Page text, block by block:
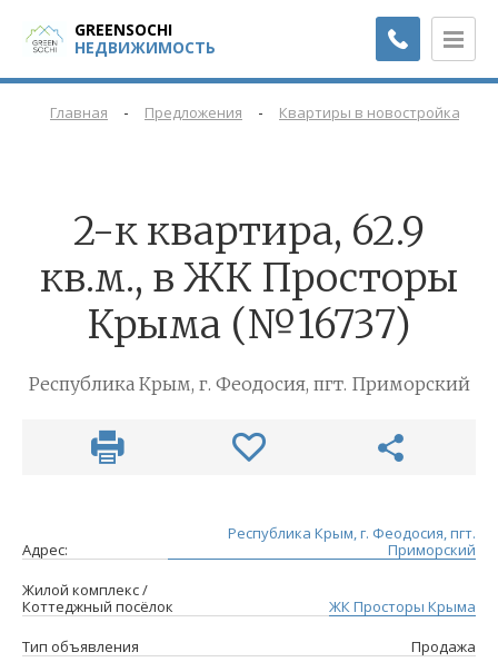
GREENSOCHI
НЕДВИЖИМОСТЬ
Главная - Предложения - Квартиры в новостройках
2-к квартира, 62.9
кв.м., в ЖК Просторы
Крыма (№16737)
Республика Крым, г. Феодосия, пгт. Приморский
Адрес:
Республика Крым, г. Феодосия, пгт.
Приморский
Жилой комплекс /
Коттеджный посёлок
ЖК Просторы Крыма
Тип объявления
Продажа